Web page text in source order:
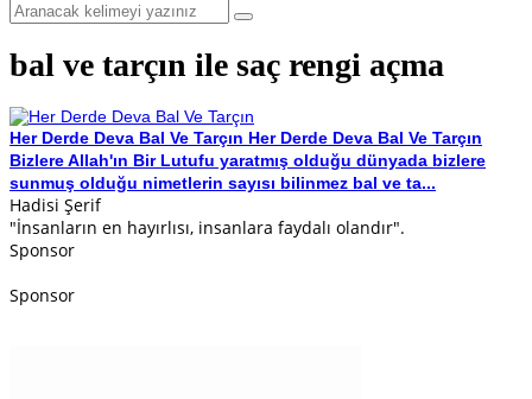
bal ve tarçın ile saç rengi açma
Her Derde Deva Bal Ve Tarçın Her Derde Deva Bal Ve Tarçın
Bizlere Allah'ın Bir Lutufu yaratmış olduğu dünyada bizlere
sunmuş olduğu nimetlerin sayısı bilinmez bal ve ta...
Hadisi Şerif
"İnsanların en hayırlısı, insanlara faydalı olandır".
Sponsor
Sponsor